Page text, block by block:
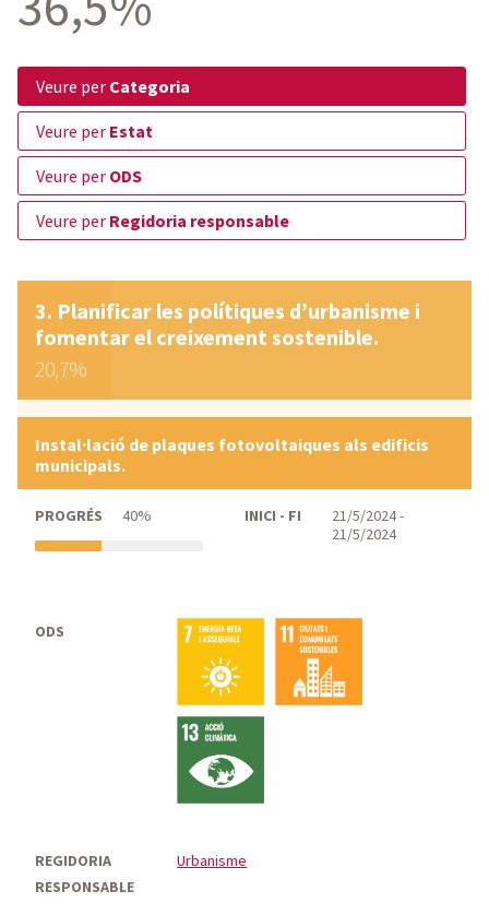
veure per Categoria
veure per Estat
veure per ODS
veure per Regidoria responsable
Planificar les polítiques d’urbanisme i
fomentar el creixement sostenible.
20,7%
Instal·lació de plaques fotovoltaiques als edificis
municipals.
PROGRÉS 40% INICI - FI
21/5/2024 -
21/5/2024
ODS
REGIDORIA
RESPONSABLE
Urbanisme